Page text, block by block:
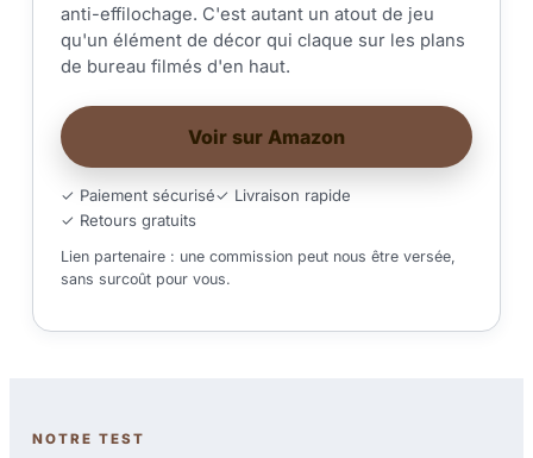
anti-effilochage. C'est autant un atout de jeu
qu'un élément de décor qui claque sur les plans
de bureau filmés d'en haut.
Voir sur Amazon
✓ Paiement sécurisé✓ Livraison rapide
✓ Retours gratuits
Lien partenaire : une commission peut nous être versée,
sans surcoût pour vous.
NOTRE TEST